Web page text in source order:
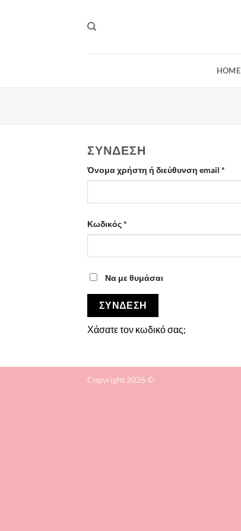
HOME
ΣΎΝΔΕΣΗ
Όνομα χρήστη ή διεύθυνση email *
Κωδικός*
Να με θυμάσαι
ΣΎΝΔΕΣΗ
Χάσατε τον κωδικό σας;
Copyright 2026 ©